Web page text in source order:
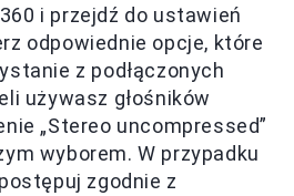
i przejdź do ustawień
odpowiednie opcje, które
z podłączonych
używasz głośników
„Stereo uncompressed”
wyborem. W przypadku
zgodnie z